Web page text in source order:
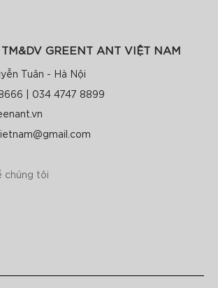
GREENT ANT VIỆT NAM
Tuân - Hà Nội
| 034 4747 8899
chúng tôi